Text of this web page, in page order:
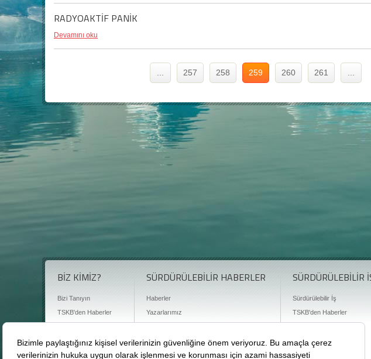
RADYOAKTİF PANİK
Devamını oku
257 258 259 260 261
BİZ KİMİZ?
Bizi Tanıyın
TSKB'den Haberler
Basın Odası
Bize Ulaşın
SÜRDÜRÜLEBİLİR HABERLER
Haberler
Yazarlarımız
Sürdürülebilirlik Kütüphanesi
Karbon Sayacı
SÜRDÜRÜLEBİLİR
Sürdürülebilir İş
TSKB'den Haberler